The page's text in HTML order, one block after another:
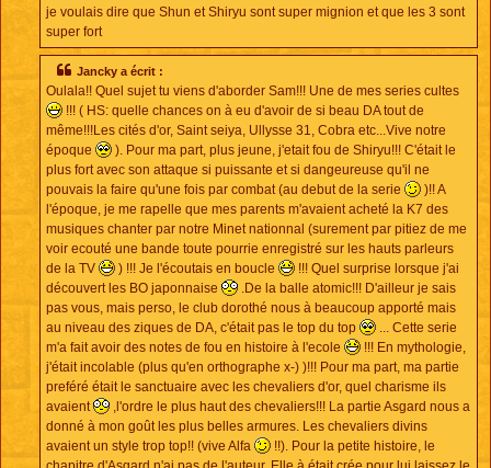
je voulais dire que Shun et Shiryu sont super mignion et que les 3 sont
super fort
Jancky a écrit :
Oulala!! Quel sujet tu viens d'aborder Sam!!! Une de mes series cultes
!!! ( HS: quelle chances on à eu d'avoir de si beau DA tout de
même!!!Les cités d'or, Saint seiya, Ullysse 31, Cobra etc...Vive notre
époque
). Pour ma part, plus jeune, j'etait fou de Shiryu!!! C'était le
plus fort avec son attaque si puissante et si dangeureuse qu'il ne
pouvais la faire qu'une fois par combat (au debut de la serie
)!! A
l'époque, je me rapelle que mes parents m'avaient acheté la K7 des
musiques chanter par notre Minet nationnal (surement par pitiez de me
voir ecouté une bande toute pourrie enregistré sur les hauts parleurs
de la TV
) !!! Je l'écoutais en boucle
!!! Quel surprise lorsque j'ai
découvert les BO japonnaise
.De la balle atomic!!! D'ailleur je sais
pas vous, mais perso, le club dorothé nous à beaucoup apporté mais
au niveau des ziques de DA, c'était pas le top du top
... Cette serie
m'a fait avoir des notes de fou en histoire à l'ecole
!!! En mythologie,
j'était incolable (plus qu'en orthographe x-) )!!! Pour ma part, ma partie
preféré était le sanctuaire avec les chevaliers d'or, quel charisme ils
avaient
,l'ordre le plus haut des chevaliers!!! La partie Asgard nous a
donné à mon goût les plus belles armures. Les chevaliers divins
avaient un style trop top!! (vive Alfa
!!). Pour la petite histoire, le